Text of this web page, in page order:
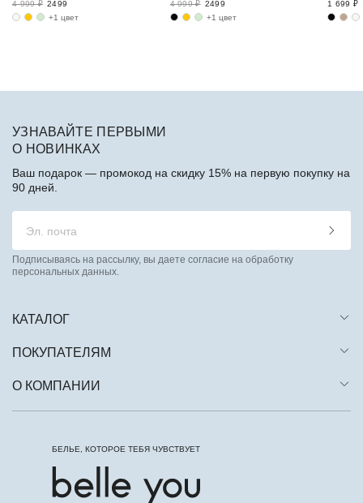
4 999 ₽ 2499
+1 цвет
4 999 ₽ 2499
+1 цвет
1 699 ₽
КАТАЛОГ
ПОКУПАТЕЛЯМ
О КОМПАНИИ
УЗНАВАЙТЕ ПЕРВЫМИ
О НОВИНКАХ
Ваш подарок — промокод на скидку 15% на первую покупку на
90 дней.
Подписываясь на рассылку, вы даете согласие на обработку
персональных данных.
БЕЛЬЕ, КОТОРОЕ ТЕБЯ ЧУВСТВУЕТ